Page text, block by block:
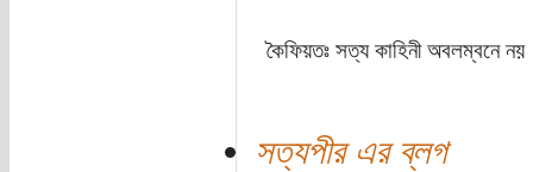
কৈফিয়তঃ সত্য কাহিনী অবলম্বনে
সত্যপীর এর ব্লগ